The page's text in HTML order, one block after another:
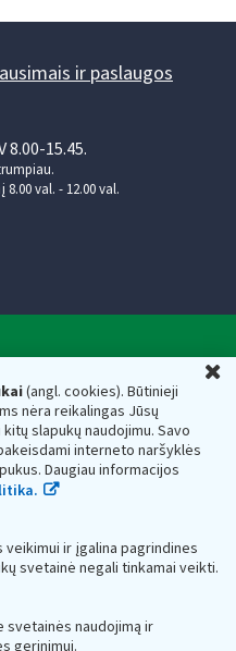
(angl. cookies). Būtinieji
nėra reikalingas Jūsų
slapukų naudojimu. Savo
interneto naršyklės
Daugiau informacijos
ir įgalina pagrindines
svetainė negali tinkamai veikti.
svetainės naudojimą ir
gerinimui.
ir paslaugos
8.00-15.45.
val. - 12.00 val.
— 188659752,
Vilnius, Lietuva, el.paštas:
188659752
prie Lietuvos
ir saugomi Juridinių